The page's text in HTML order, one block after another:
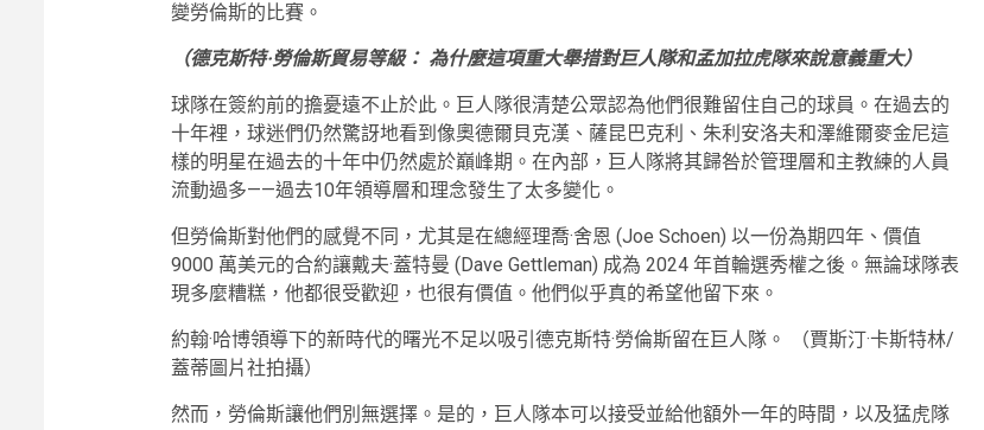
變勞倫斯的比賽。
（德克斯特·勞倫斯貿易等級： 為什麼這項重大舉措對巨人隊和孟加拉虎隊來說意義重大）
球隊在簽約前的擔憂遠不止於此。巨人隊很清楚公眾認為他們很難留住自己的球員。在過去的
十年裡，球迷們仍然驚訝地看到像奧德爾貝克漢、薩昆巴​​克利、朱利安洛夫和澤維爾麥金尼這
樣的明星在過去的十年中仍然處於巔峰期。在內部，巨人隊將其歸咎於管理層和主教練的人員
流動過多——過去10年領導層和理念發生了太多變化。
但勞倫斯對他們的感覺不同，尤其是在總經理喬·舍恩 (Joe Schoen) 以一份為期四年、價值
9000 萬美元的合約讓戴夫·蓋特曼 (Dave Gettleman) 成為 2024 年首輪選秀權之後。無論球隊表
現多麼糟糕，他都很受歡迎，也很有價值。他們似乎真的希望他留下來。
約翰·哈博領導下的新時代的曙光不足以吸引德克斯特·勞倫斯留在巨人隊。 （賈斯汀·卡斯特林/
蓋蒂圖片社拍攝）
然而，勞倫斯讓他們別無選擇。是的，巨人隊本可以接受並給他額外一年的時間，以及猛虎隊